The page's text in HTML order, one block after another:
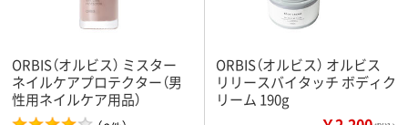
ORBIS（オルビス） ミスター
ネイルケアプロテクター（男
性用ネイルケア用品）
ORBIS（オルビス） オルビス
リリースバイタッチ ボディク
リーム 190g